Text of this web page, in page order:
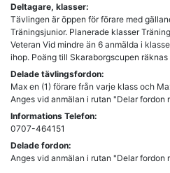
Deltagare, klasser:
Tävlingen är öppen för förare med
Träningsjunior. Planerade klasser
Veteran Vid mindre än 6 anmälda i
ihop. Poäng till Skaraborgscupen räknas
Delade tävlingsfordon:
Max en (1) förare från varje klass och
Anges vid anmälan i rutan "Delar fordon
Informations Telefon:
0707-464151
Delade fordon:
Anges vid anmälan i rutan "Delar fordon